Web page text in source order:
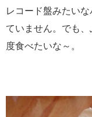
レコード盤みたい
ていません。でも
度食べたいな～。